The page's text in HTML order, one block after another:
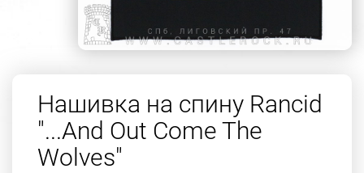
Нашивка на спину Rancid
"...And Out Come The
Wolves"